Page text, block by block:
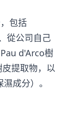
包括
從公司自己
d'Arco樹
提取物，以
成分）。